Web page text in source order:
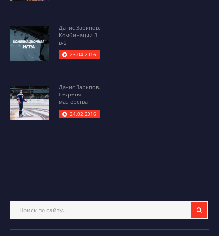
Данис Зарипов.
Комбинации 3-
в-2
23.04.2016
Данис Зарипов.
Секреты
мастерства
24.02.2016